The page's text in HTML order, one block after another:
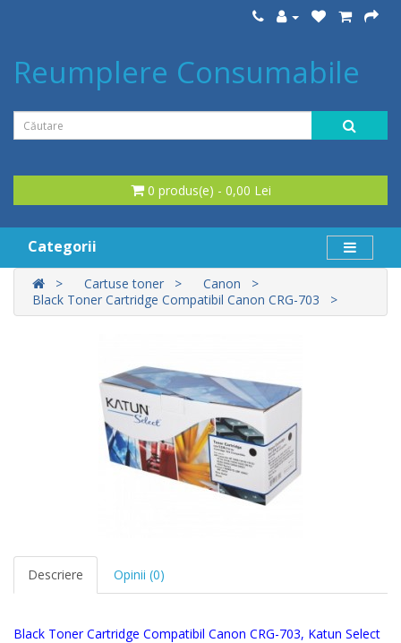
Reumplere Consumabile
0 produs(e) - 0,00 Lei
Categorii
Cartuse toner
Canon
Black Toner Cartridge Compatibil Canon CRG-703
Descriere Opinii (0)
Black Toner Cartridge Compatibil Canon CRG-703, Katun Select